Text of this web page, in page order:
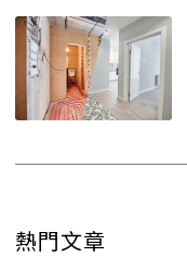
熱門文章